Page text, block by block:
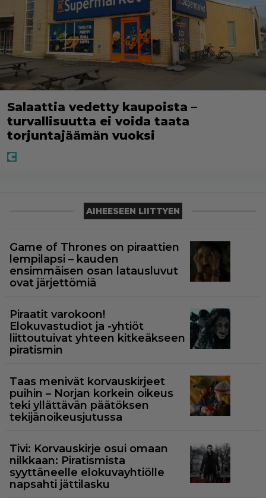
Salaattia vedetty kaupoista –
turvallisuutta ei voida taata
torjuntajäämän vuoksi
AIHEESEEN LIITTYEN
Game of Thrones on piraattien
lempilapsi – kauden
ensimmäisen osan latausluvut
ovat järjettömiä
Piraatit varokoon!
Elokuvastudiot ja -yhtiöt
liittoutuivat yhteen kitkeäkseen
piratismin
Taas menivät korvauskirjeet
puihin – Norjan korkein oikeus
teki yllättävän päätöksen
tekijänoikeusjutussa
Tivi: Korvauskirje osui omaan
nilkkaan: Piratismista
syyttäneelle elokuvayhtiölle
napsahti jättilasku